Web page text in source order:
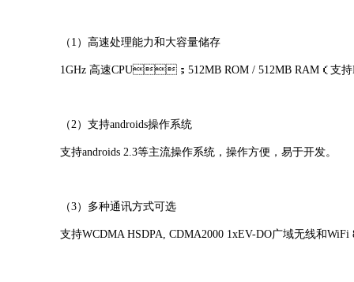
（1）高速处理能力和大容量储存
1GHz 高速CPU；512MB ROM / 512MB RAM（支持
（2）支持androids操作系统
支持androids 2.3等主流操作系统，操作方便，易于开发。
（3）多种通讯方式可选
支持WCDMA HSDPA, CDMA2000 1xEV-DO广域无线和WiFi